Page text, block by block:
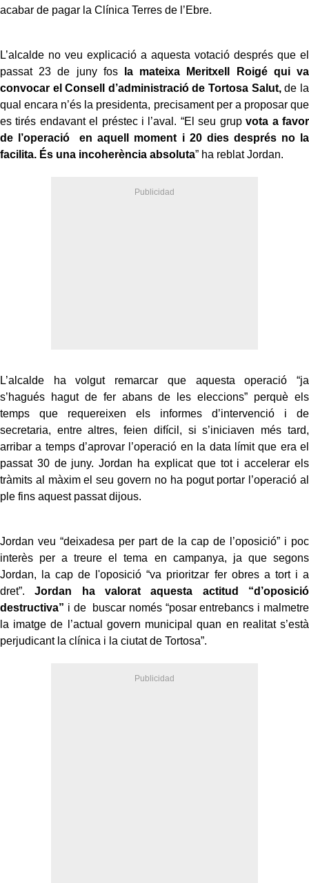
acabar de pagar la Clínica Terres de l’Ebre.
L’alcalde no veu explicació a aquesta votació després que el
passat 23 de juny fos
la mateixa Meritxell Roigé qui va
convocar el Consell d’administració de Tortosa Salut,de la
qual encara n’és la presidenta, precisament per a proposar que
es tirés endavant el préstec i l’aval. “El seu grupvota a favor
de l’operació en aquell moment i 20 dies després no la
facilita. És una incoherència absoluta” ha reblat Jordan.
L’alcalde ha volgut remarcar que aquesta operació “ja
s’hagués hagut de fer abans de les eleccions” perquè els
temps que requereixen els informes d’intervenció i de
secretaria, entre altres, feien difícil, si s’iniciaven més tard,
arribar a temps d’aprovar l’operació en la data límit que era el
passat 30 de juny. Jordan ha explicat que tot i accelerar els
tràmits al màxim el seu govern no ha pogut portar l’operació al
ple fins aquest passat dijous.
Jordan veu “deixadesa per part de la cap de l’oposició” i poc
interès per a treure el tema en campanya, ja que segons
Jordan, la cap de l'oposició “va prioritzar fer obres a tort i a
dret”.Jordan ha valorat aquesta actitud “d’oposició
destructiva” i de buscar només “posar entrebancs i malmetre
la imatge de l’actual govern municipal quan en realitat s’està
perjudicant la clínica i la ciutat de Tortosa”.